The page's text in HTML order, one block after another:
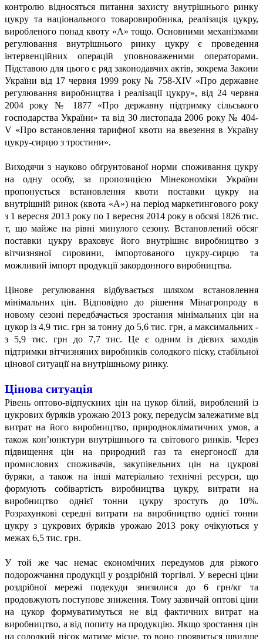
контролю відносяться питання захисту внутрішнього ринку
цукру та національного товаровиробника, реалізація цукру,
виробленого понад квоту «А» тощо. Основними механізмами
регулювання внутрішнього ринку цукру є проведення
інтервенційних операцій уповноваженими операторами.
Підставою для цього є ряд законодавчих актів, зокрема Закони
України від 17 червня 1999 року № 758-ХІV «Про державне
регулювання виробництва і реалізації цукру», від 24 червня
2004 року № 1877 «Про державну підтримку сільського
господарства України» та від 30 листопада 2006 року № 404-
V «Про встановлення тарифної квоти на ввезення в Україну
цукру-сирцю з тростини».
Виходячи з науково обґрунтованої норми споживання цукру
на одну особу, за пропозицієюМінекономіки України
пропонується встановлення квоти поставки цукру на
внутрішній ринок (квота «А») на період маркетингового року
з 1 вересня 2013 року по 1 вересня 2014 року в обсязі 1826 тис.
т, що майже на рівні минулого сезону. Встановлений обсяг
поставки цукру враховує його внутрішнє виробництво з
вітчизняної сировини, імпортованого цукру-сирцю та
можливий імпорт продукції закордонного виробництва.
Цінове регулювання відбувається шляхом встановлення
мінімальних цін. Відповідно до рішення Мінагропроду в
новому сезоні передбачається зростання мінімальних цін на
цукор із 4,9 тис. грн за тонну до 5,6 тис. грн, а максимальних -
з 5,9 тис. грн до 7,7 тис. Це є одним із дієвих заходів
підтримки вітчизняних виробників солодкого піску, стабільної
цінової ситуації на внутрішньому ринку.
Цінова ситуація
Рівень оптово-відпускних цін на цукор білий, вироблений із
цукрових буряків урожаю 2013 року, передусім залежатиме від
витрат на його виробництво, природнокліматичних умов, а
також кон’юнктури внутрішнього та світового ринків. Через
підвищення цін на природний газ та енергоносії для
промислових споживачів, закупівельних цін на цукрові
буряки, а також на інші матеріально технічні ресурси, що
формують собівартість виробництва цукру, витрати на
виробництво однієї тонни цукру зростуть до 10%.
Розрахункові середні витрати на виробництво однієї тонни
цукру з цукрових буряків урожаю 2013 року очікуються у
межах 6,5 тис. грн.
У той же час немає економічних передумов для різкого
подорожчання продукції у роздрібній торгівлі. У вересні ціни
роздрібної мережі подекуди знизилися до 6 грн/кг та
продовжують поступове зниження. Тому зазвичай оптові ціни
на цукор формуватимуться не від фактичних витрат на
виробництво, а від попиту на продукцію. Якщо зростання цін
на солодкий пісок матиме місце, то воно проявиться швидше